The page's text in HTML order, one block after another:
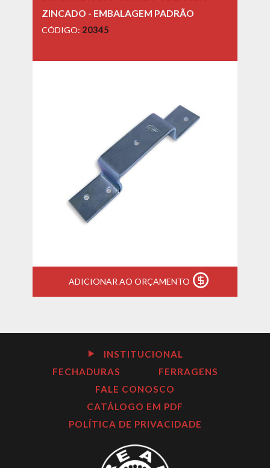
ZINCADO - EMBALAGEM PADRÃO
CÓDIGO: 20345
ADICIONAR AO ORÇAMENTO
INSTITUCIONAL
FECHADURAS
FERRAGENS
FALE CONOSCO
CATÁLOGO EM PDF
POLÍTICA DE PRIVACIDADE